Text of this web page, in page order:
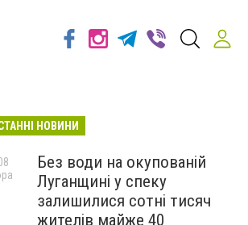
НОВИНИ
Без води на окупованій
Луганщині у спеку
залишилися сотні тисяч
жителів майже 40